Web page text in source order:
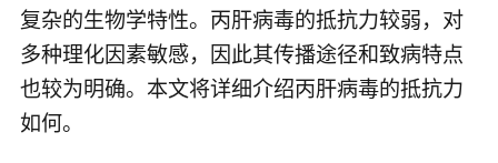
复杂的生物学特性。丙肝病毒的抵抗力较弱，对
多种理化因素敏感，因此其传播途径和致病特点
也较为明确。本文将详细介绍丙肝病毒的抵抗力
如何。